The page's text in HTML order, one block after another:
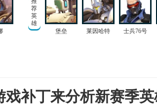
荐
英
雄
堡垒
莱因哈特 士兵76号
戏补丁来分析新赛季